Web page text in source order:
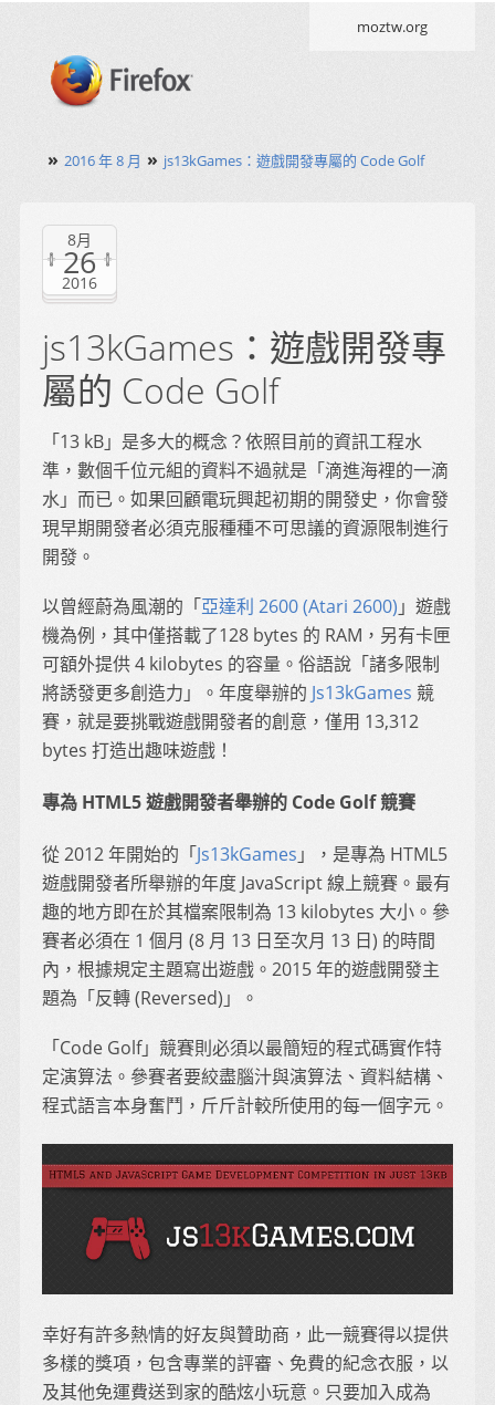
moztw.org
» 2016 年 8 月 » js13kGames：遊戲開發專屬的 Code Golf
8月
26
2016
js13kGames：遊戲開發專
屬的 Code Golf
「13 kB」是多大的概念？依照目前的資訊工程水
準，數個千位元組的資料不過就是「滴進海裡的一滴
水」而已。如果回顧電玩興起初期的開發史，你會發
現早期開發者必須克服種種不可思議的資源限制進行
開發。
以曾經蔚為風潮的「亞達利 2600 (Atari 2600) 」遊戲
機為例，其中僅搭載了128 bytes 的 RAM，另有卡匣
可額外提供 4 kilobytes 的容量。俗語說「諸多限制
將誘發更多創造力」。年度舉辦的 Js13kGames 競
賽，就是要挑戰遊戲開發者的創意，僅用 13,312
bytes 打造出趣味遊戲！
專為 HTML5 遊戲開發者舉辦的 Code Golf 競賽
從 2012 年開始的「Js13kGames 」，是專為 HTML5
遊戲開發者所舉辦的年度 JavaScript 線上競賽。最有
趣的地方即在於其檔案限制為 13 kilobytes 大小。參
賽者必須在 1 個月 (8 月 13 日至次月 13 日) 的時間
內，根據規定主題寫出遊戲。2015 年的遊戲開發主
題為「反轉 (Reversed)」。
「Code Golf」競賽則必須以最簡短的程式碼實作特
定演算法。參賽者要絞盡腦汁與演算法、資料結構、
程式語言本身奮鬥，斤斤計較所使用的每一個字元。
幸好有許多熱情的好友與贊助商，此一競賽得以提供
多樣的獎項，包含專業的評審、免費的紀念衣服，以
及其他免運費送到家的酷炫小玩意。只要加入成為